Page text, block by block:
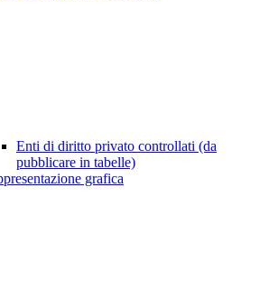
Enti di diritto privato controllati (da
pubblicare in tabelle)
grafica